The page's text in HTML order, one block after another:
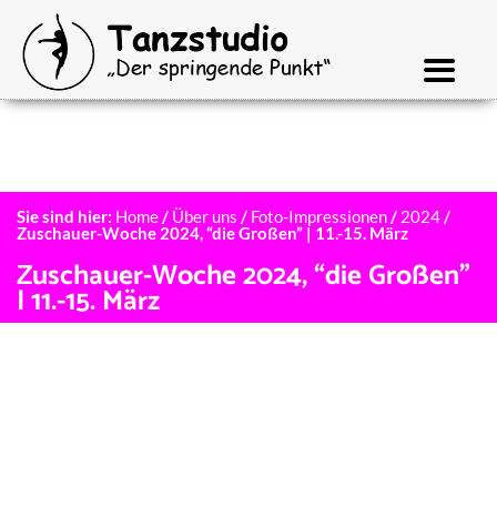
Zuschauer-Woche 2024, “die Großen”
| 11.-15. März
Sie sind hier: Home/ Über uns / Foto-Impressionen/ 2024/
Zuschauer-Woche 2024, “die Großen” | 11.-15. März